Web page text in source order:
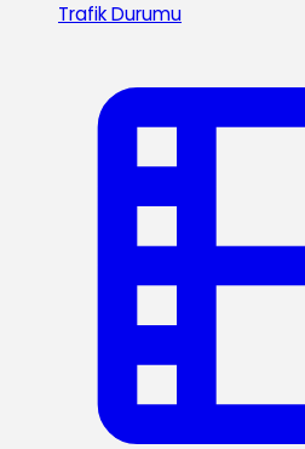
Trafik Durumu